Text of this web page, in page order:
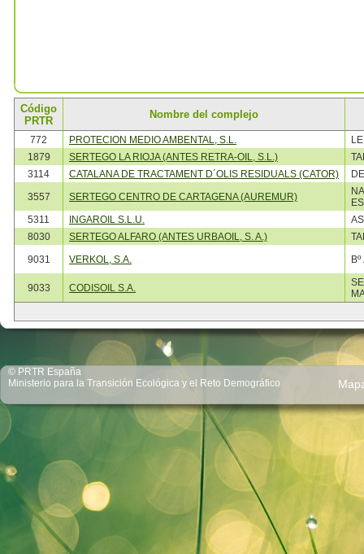
Código
PRTR
Nombre del complejo
772 PROTECION MEDIO AMBENTAL, S.L.
1879
SERTEGO LA RIOJA (ANTES RETRA-OIL, S.L.)
3114
CATALANA DE TRACTAMENT D´OLIS RESIDUALS (CATOR)
3557
SERTEGO CENTRO DE CARTAGENA (AUREMUR)
5311
INGAROIL S.L.U.
8030
SERTEGO ALFARO (ANTES URBAOIL, S. A.)
9031
VERKOL, S.A.
9033 CODISOIL S.A.
© PRTR España
Ministerio para la Transición Ecológica y el Reto Demográfico